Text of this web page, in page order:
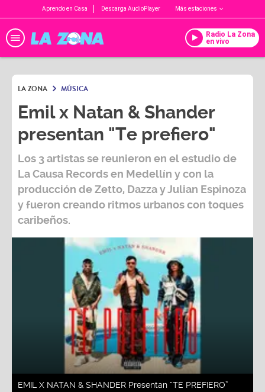
Aprendo en Casa Descarga AudioPlayer Más estaciones
Radio La Zona
en vivo
LA ZONA MÚSICA
Emil x Natan & Shander
presentan "Te prefiero"
Los 3 artistas se reunieron en el estudio de
La Causa Records en Medellín y con la
producción de Zetto, Dazza y Julian Espinoza
y fueron creando ritmos urbanos con toques
caribeños.
EMIL X NATAN & SHANDER Presentan “TE PREFIERO”